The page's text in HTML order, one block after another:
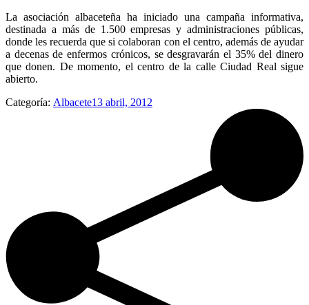
La asociación albaceteña ha iniciado una campaña informativa,
destinada a más de 1.500 empresas y administraciones públicas,
donde les recuerda que si colaboran con el centro, además de ayudar
a decenas de enfermos crónicos, se desgravarán el 35% del dinero
que donen. De momento, el centro de la calle Ciudad Real sigue
abierto.
Categoría: Albacete13 abril, 2012